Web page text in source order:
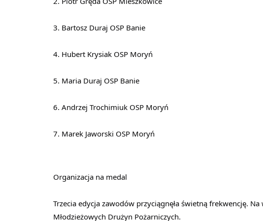
3. Bartosz Duraj OSP Banie
4. Hubert Krysiak OSP Moryń
5. Maria Duraj OSP Banie
6. Andrzej Trochimiuk OSP Moryń
7. Marek Jaworski OSP Moryń
Organizacja na medal
Trzecia edycja zawodów przyciągnęła świetną frekwencję.
Młodzieżowych Drużyn Pożarniczych.